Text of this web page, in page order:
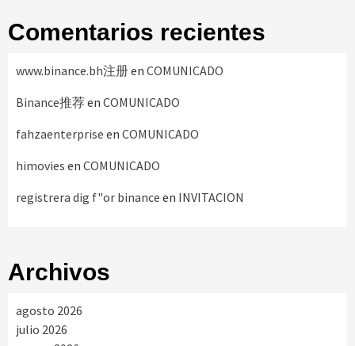
Comentarios recientes
www.binance.bh注册en COMUNICADO
Binance推荐en COMUNICADO
fahzaenterprise en COMUNICADO
himovies en COMUNICADO
registrera dig f"or binance en INVITACION
Archivos
agosto 2026
julio 2026